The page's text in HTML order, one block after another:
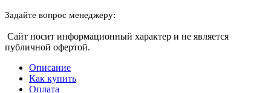
Задайте вопрос менеджеру:
Сайт носит информационный характер и не является
публичной офертой.
Описание
Как купить
Оплата